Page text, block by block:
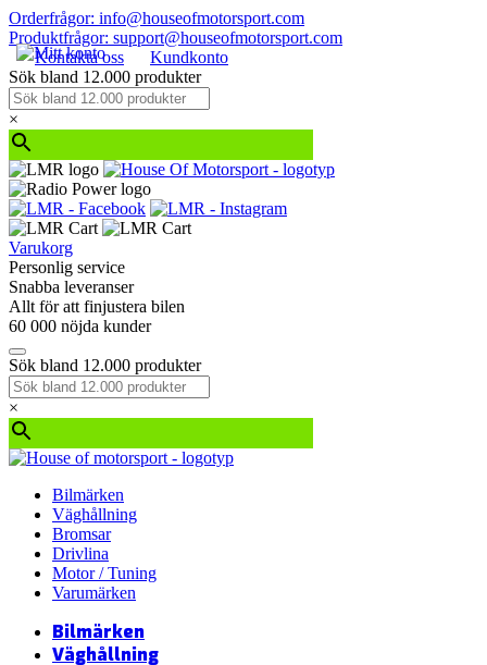
Orderfrågor: info@houseofmotorsport.com
Produktfrågor: support@houseofmotorsport.com
Kontakta oss
Kundkonto
Sök bland 12.000 produkter
×
Varukorg
Personlig service
Snabba leveranser
Allt för att finjustera bilen
60 000 nöjda kunder
Sök bland 12.000 produkter
×
Bilmärken
Väghållning
Bromsar
Drivlina
Motor / Tuning
Varumärken
Bilmärken
Väghållning